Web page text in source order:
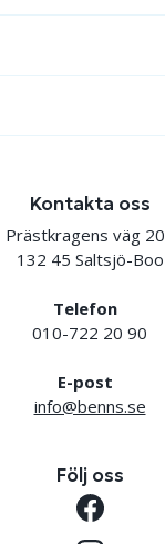
Kontakta oss
Prästkragens väg 20
132 45 Saltsjö-Boo
Telefon
010-722 20 90
E-post
info@benns.se
Följ oss